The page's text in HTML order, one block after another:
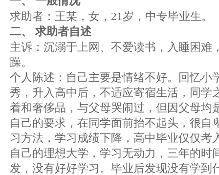
求助者：王某，女，21岁，中专毕业生。
二、 求助者自述
主诉：沉溺于上网、不爱读书，入睡困难
躁。
个人陈述：自己主要是情绪不好。回忆小
秀，升入高中后，不适应寄宿生活，同学
着和奢侈品，与父母哭闹过，但因父母均
自己的要求，在同学面前抬不起头，很自
习方法，学习成绩下降，高中毕业仅仅考
自己的理想大学，学习无动力，三年的时
发，没有好好学习。毕业后发现没有学到